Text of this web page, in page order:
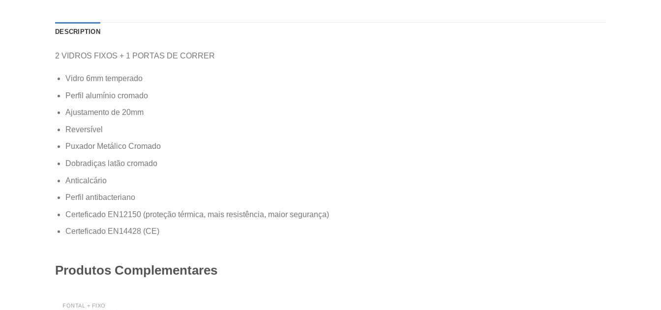
DESCRIPTION
2 VIDROS FIXOS + 1 PORTAS DE CORRER
Vidro 6mm temperado
Perfil alumínio cromado
Ajustamento de 20mm
Reversível
Puxador Metálico Cromado
Dobradiças latão cromado
Anticalcário
Perfil antibacteriano
Certeficado EN12150 (proteção térmica, mais resistência, maior segurança)
Certeficado EN14428 (CE)
Produtos Complementares
FONTAL + FIXO